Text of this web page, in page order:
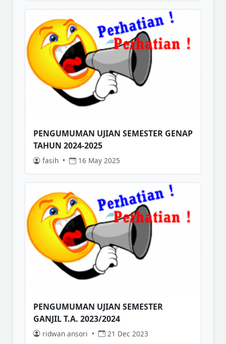
PENGUMUMAN UJIAN SEMESTER GENAP
TAHUN 2024-2025
fasih • 16 May 2025
PENGUMUMAN UJIAN SEMESTER
GANJIL T.A. 2023/2024
ridwan ansori • 21 Dec 2023